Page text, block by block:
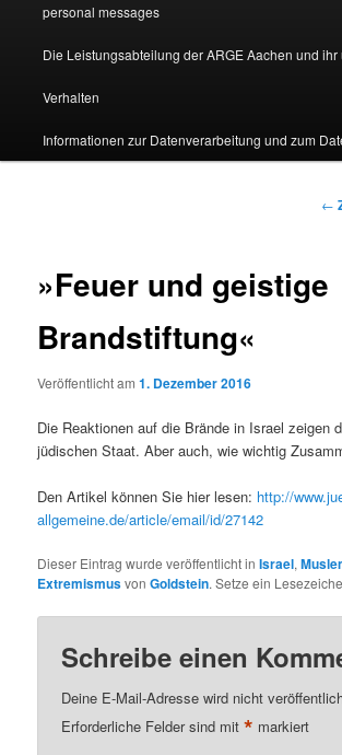
personal messages
Die Leistungsabteilung der ARGE Aachen und
Verhalten
Informationen zur Datenverarbeitung und zum
←
»Feuer und geistige
Brandstiftung«
Veröffentlicht am1. Dezember 2016
Die Reaktionen auf die Brände in Israel zeigen
jüdischen Staat. Aber auch, wie wichtig
Den Artikel können Sie hier lesen: http://
allgemeine.de/article/email/id/27142
Dieser Eintrag wurde veröffentlicht inIsrael,
ExtremismusvonGoldstein. Setze ein
Schreibe einen
Deine E-Mail-Adresse wird nicht
Erforderliche Felder sind mit* markiert